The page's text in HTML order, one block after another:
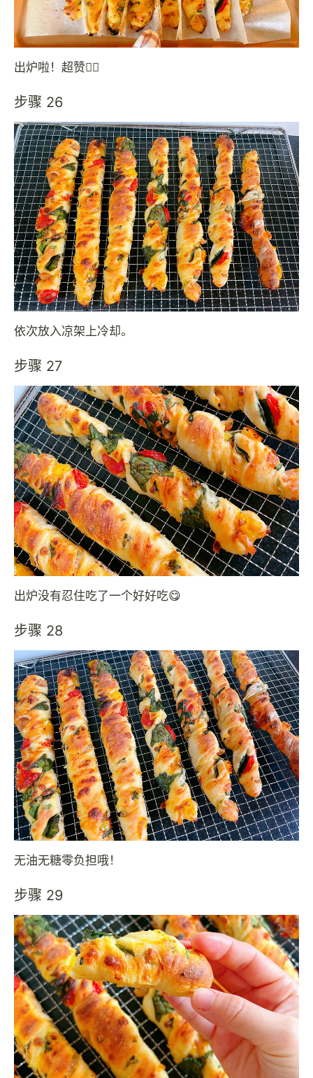
出炉啦！超赞👍🏻
步骤 26
依次放入凉架上冷却。
步骤 27
出炉没有忍住吃了一个好好吃😋
步骤 28
无油无糖零负担哦！
步骤 29